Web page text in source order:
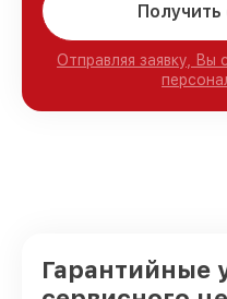
Получить
Отправляя заявку, Вы
Гарантийные